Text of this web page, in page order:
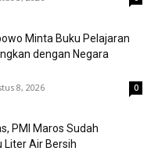
Minta Buku Pelajaran
dengan Negara
8, 2026 0
PMI Maros Sudah
Liter Air Bersih